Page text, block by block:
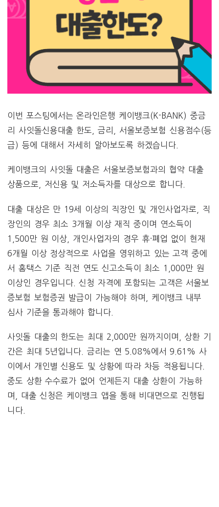
이번 포스팅에서는 온라인은행 케이뱅크(K-BANK) 중금
리 사잇돌신용대출 한도, 금리, 서울보증보험 신용점수(등
급) 등에 대해서 자세히 알아보도록 하겠습니다.
케이뱅크의 사잇돌 대출은 서울보증보험과의 협약 대출
상품으로, 저신용 및 저소득자를 대상으로 합니다.
대출 대상은 만 19세 이상의 직장인 및 개인사업자로, 직
장인의 경우 최소 3개월 이상 재직 중이며 연소득이
1,500만 원 이상, 개인사업자의 경우 휴·폐업 없이 현재
6개월 이상 정상적으로 사업을 영위하고 있는 고객 중에
서 홈택스 기준 직전 연도 신고소득이 최소 1,000만 원
이상인 경우입니다. 신청 자격에 포함되는 고객은 서울보
증보험 보험증권 발급이 가능해야 하며, 케이뱅크 내부
심사 기준을 통과해야 합니다​.
사잇돌 대출의 한도는 최대 2,000만 원까지이며, 상환 기
간은 최대 5년입니다. 금리는 연 5.08%에서 9.61% 사
이에서 개인별 신용도 및 상황에 따라 차등 적용됩니다.
중도 상환 수수료가 없어 언제든지 대출 상환이 가능하
며, 대출 신청은 케이뱅크 앱을 통해 비대면으로 진행됩
니다​.